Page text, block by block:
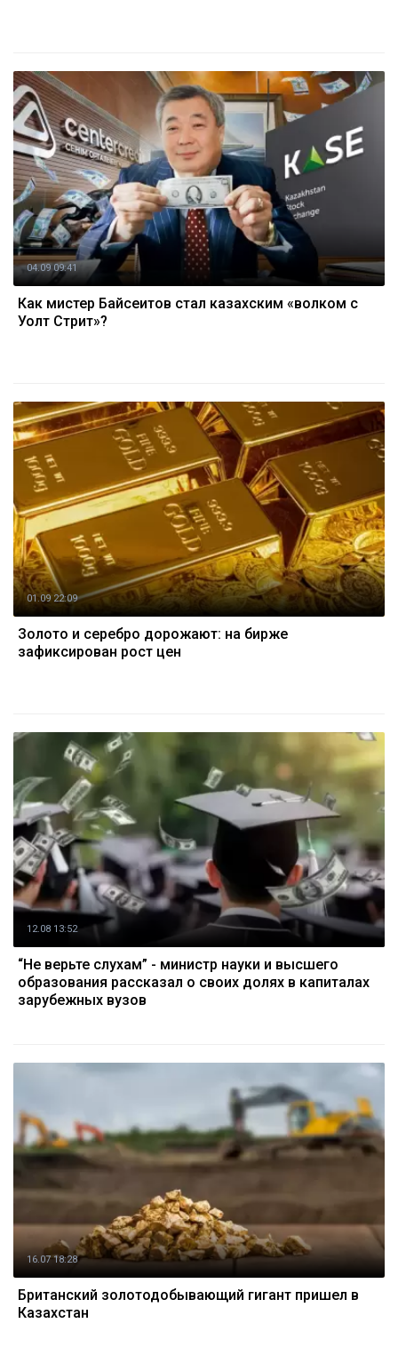
04.09 09:41
Как мистер Байсеитов стал казахским «волком с
Уолт Стрит»?
01.09 22:09
Золото и серебро дорожают: на бирже
зафиксирован рост цен
12.08 13:52
“Не верьте слухам” - министр науки и высшего
образования рассказал о своих долях в капиталах
зарубежных вузов
16.07 18:28
Британский золотодобывающий гигант пришел в
Казахстан